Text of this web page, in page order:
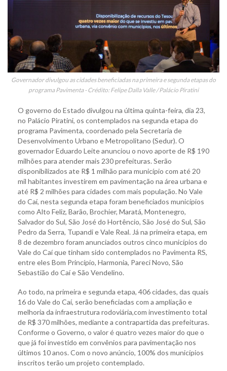
Governador divulgou as cidades beneficiadas na primeira e segunda etapas do
programa Pavimenta - Crédito: Felipe Dalla Valle / Palácio Piratini
O governo do Estado divulgou na última quinta-feira, dia 23,
no Palácio Piratini, os contemplados na segunda etapa do
programa Pavimenta, coordenado pela Secretaria de
Desenvolvimento Urbano e Metropolitano (Sedur). O
governador Eduardo Leite anunciou o novo aporte de R$ 190
milhões para atender mais 230 prefeituras. Serão
disponibilizados ate R$ 1 milhão para município com até 20
mil habitantes investirem em pavimentação na área urbana e
até R$ 2 milhões para cidades com mais população. No Vale
do Caí, nesta segunda etapa foram beneficiados municípios
como Alto Feliz, Barão, Brochier, Maratá, Montenegro,
Salvador do Sul, São José do Hortêncio, São José do Sul, São
Pedro da Serra, Tupandi e Vale Real. Já na primeira etapa, em
8 de dezembro foram anunciados outros cinco municípios do
Vale do Caí que tinham sido contemplados no Pavimenta RS,
entre eles Bom Princípio, Harmonia, Pareci Novo, São
Sebastião do Caí e São Vendelino.
Ao todo, na primeira e segunda etapa, 406 cidades, das quais
16 do Vale do Caí, serão beneficiadas com a ampliação e
melhoria da infraestrutura rodoviária,com investimento total
de R$ 370 milhões, mediante a contrapartida das prefeituras.
Conforme o Governo, o valor é quatro vezes maior do que o
que já foi investido em convênios para pavimentação nos
últimos 10 anos. Com o novo anúncio, 100% dos municípios
inscritos terão um projeto contemplado.